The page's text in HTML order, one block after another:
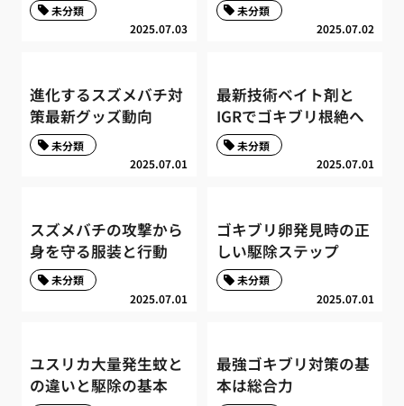
2025.07.03
未分類
2025.07.02
未分類
進化するスズメバチ対
策最新グッズ動向
2025.07.01
未分類
最新技術ベイト剤と
IGRでゴキブリ根絶へ
2025.07.01
未分類
スズメバチの攻撃から
身を守る服装と行動
2025.07.01
未分類
ゴキブリ卵発見時の正
しい駆除ステップ
2025.07.01
未分類
ユスリカ大量発生蚊と
の違いと駆除の基本
最強ゴキブリ対策の基
本は総合力